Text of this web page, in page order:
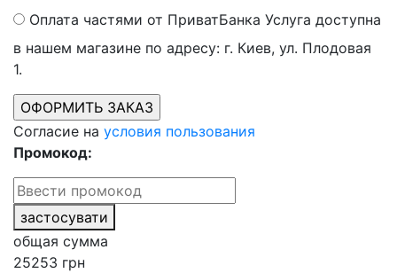
Оплата частями от ПриватБанка Услуга доступна
в нашем магазине по адресу: г. Киев, ул. Плодовая
1.
Согласие на условия пользования
Промокод:
застосувати
общая сумма
25253 грн